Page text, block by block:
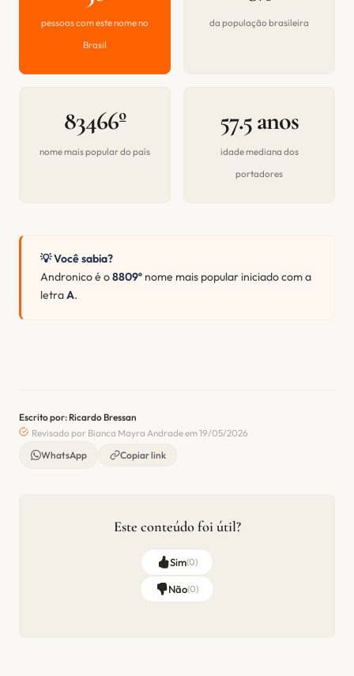
pessoas com este nome no
Brasil
da população brasileira
83466º
nome mais popular do país
57.5 anos
idade mediana dos
portadores
💡 Você sabia?
Andronico é o8809º nome mais popular iniciado com a
letraA.
Escrito por: Ricardo Bressan
Revisado por Bianca Mayra Andrade em 19/05/2026
WhatsApp
Copiar link
Este conteúdo foi útil?
Sim(0)
Não(0)